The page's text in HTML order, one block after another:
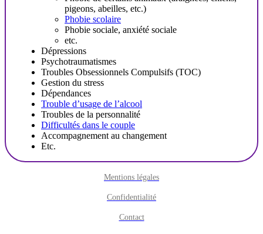
pigeons, abeilles, etc.)
Phobie scolaire
Phobie sociale, anxiété sociale
etc.
Dépressions
Psychotraumatismes
Troubles Obsessionnels Compulsifs (TOC)
Gestion du stress
Dépendances
Trouble d’usage de l’alcool
Troubles de la personnalité
Difficultés dans le couple
Accompagnement au changement
Etc.
Mentions légales
Confidentialité
Contact